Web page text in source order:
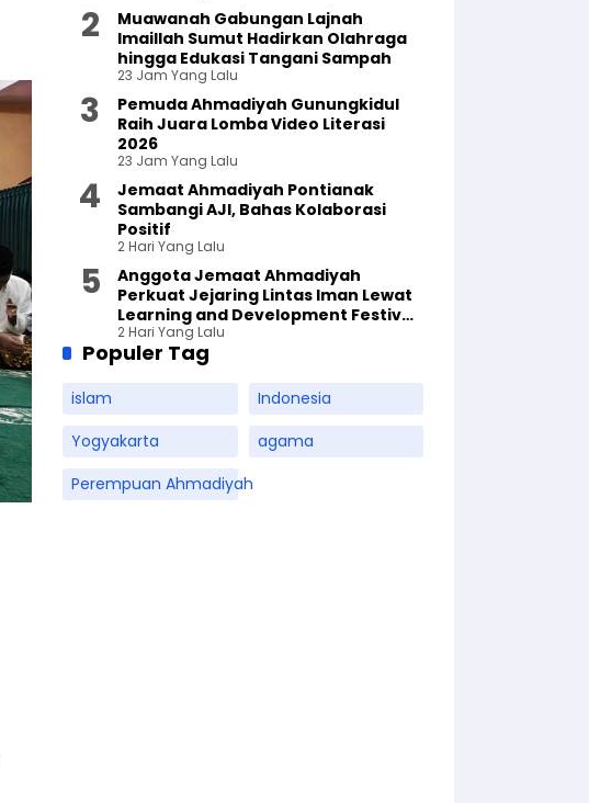
Muawanah Gabungan Lajnah
Imaillah Sumut Hadirkan Olahraga
hingga Edukasi Tangani Sampah
23 Jam Yang Lalu
Pemuda Ahmadiyah Gunungkidul
Raih Juara Lomba Video Literasi
2026
23 Jam Yang Lalu
Jemaat Ahmadiyah Pontianak
Sambangi AJI, Bahas Kolaborasi
Positif
2 Hari Yang Lalu
Anggota Jemaat Ahmadiyah
Perkuat Jejaring Lintas Iman Lewat
Learning and Development Festival
di Yogyakarta
2 Hari Yang Lalu
Populer Tag
islam
Indonesia
Yogyakarta
agama
Perempuan Ahmadiyah